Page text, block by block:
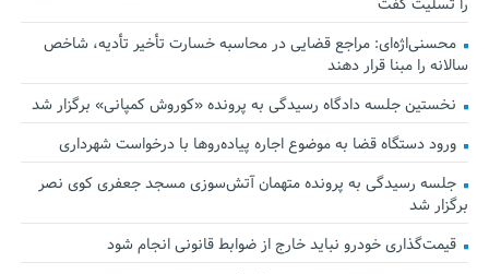
محسنی‌اژه‌ای: مراجع قضایی در محاسبه خسارت تأخیر تأدیه، شاخص
سالانه را مبنا قرار دهند
نخستین جلسه دادگاه رسیدگی به پرونده «کوروش کمپانی» برگزار شد
ورود دستگاه قضا به موضوع اجاره پیاده‌روها با درخواست شهرداری
جلسه رسیدگی به پرونده متهمان آتش‌سوزی مسجد جعفری کوی نصر
برگزار شد
قیمت‌گذاری خودرو نباید خارج از ضوابط قانونی انجام شود